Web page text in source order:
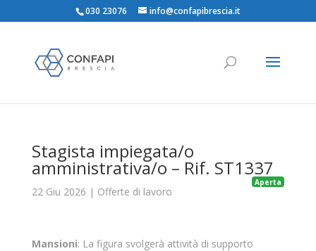
030 23076 info@confapibrescia.it
Stagista impiegata/o
amministrativa/o – Rif. ST1337
Aperta
22 Giu 2026 | Offerte di lavoro
Mansioni: La figura svolgerà attività di supporto